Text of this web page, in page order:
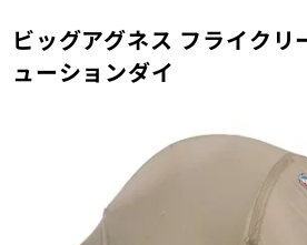
ビッグアグネス フライクリ
ューションダイ